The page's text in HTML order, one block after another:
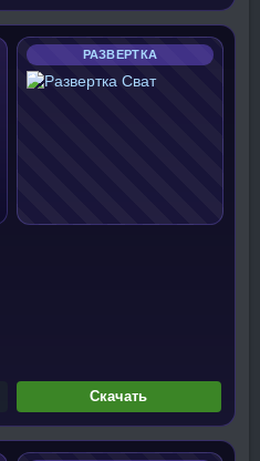
РАЗВЕРТКА
Скачать